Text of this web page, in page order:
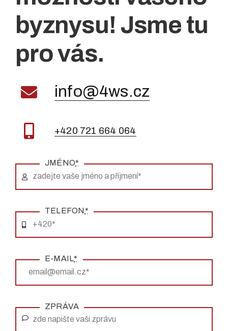
byznysu! Jsme tu
pro vás.
info@4ws.cz
+420 721 664 064
JMÉNO*
TELEFON*
E-MAIL*
ZPRÁVA